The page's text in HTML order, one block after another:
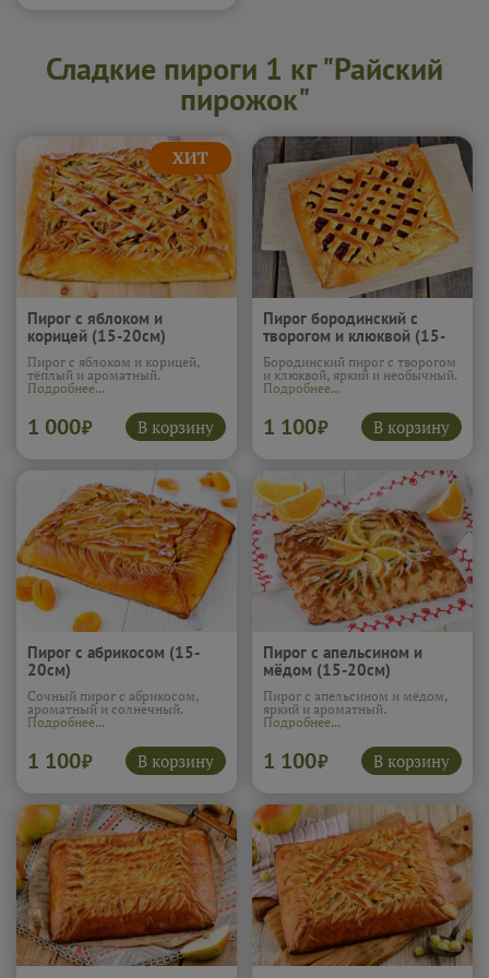
Сладкие пироги 1 кг "Райский
пирожок"
Пирог с яблоком и
корицей (15-20см)
Пирог с яблоком и корицей,
тёплый и ароматный.
Подробнее...
1 000₽ В корзину
Пирог бородинский с
творогом и клюквой (15-
20см)
Бородинский пирог с творогом
и клюквой, яркий и необычный.
Подробнее...
1 100₽ В корзину
Пирог с абрикосом (15-
20см)
Сочный пирог с абрикосом,
ароматный и солнечный.
Подробнее...
1 100₽ В корзину
Пирог с апельсином и
мёдом (15-20см)
Пирог с апельсином и мёдом,
яркий и ароматный.
Подробнее...
1 100₽ В корзину